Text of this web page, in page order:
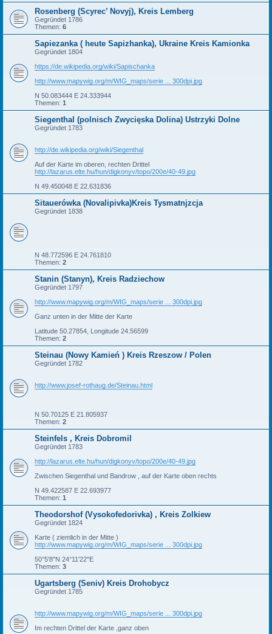
Rosenberg (Scyrec’ Novyj), Kreis Lemberg
Gegründet 1786
Themen: 6
Sapiezanka ( heute Sapizhanka), Ukraine Kreis Kamionka
Gegründet 1804
https://de.wikipedia.org/wiki/Sapischanka
http://www.mapywig.org/m/WIG_maps/serie ... 300dpi.jpg
N 50.083444 E 24.333944
Themen: 1
Siegenthal (polnisch Zwycięska Dolina) Ustrzyki Dolne
Gegründet 1783
http://de.wikipedia.org/wiki/Siegenthal
Auf der Karte im oberen, rechten Drittel
http://lazarus.elte.hu/hun/digkonyv/topo/200e/40-49.jpg
N 49.450048 E 22.631836
Sitauerówka (Novalipivka)Kreis Tysmatnjzcja
Gegründet 1838
N 48.772596 E 24.761810
Themen: 2
Stanin (Stanyn), Kreis Radziechow
Gegründet 1797
http://www.mapywig.org/m/WIG_maps/serie ... 300dpi.jpg
Ganz unten in der Mitte der Karte
Latitude 50.27854, Longitude 24.56599
Themen: 2
Steinau (Nowy Kamień ) Kreis Rzeszow / Polen
Gegründet 1782
http://www.josef-rothaug.de/Steinau.html
N 50.70125 E 21.805937
Themen: 2
Steinfels , Kreis Dobromil
Gegründet 1783
http://lazarus.elte.hu/hun/digkonyv/topo/200e/40-49.jpg
Zwischen Siegenthal und Bandrow , auf der Karte oben rechts
N 49.422587 E 22.693977
Themen: 1
Theodorshof (Vysokofedorivka) , Kreis Zolkiew
Gegründet 1824
Karte ( ziemlich in der Mitte )
http://www.mapywig.org/m/WIG_maps/serie ... 300dpi.jpg
50°5'8"N 24°11'22"E
Themen: 3
Ugartsberg (Seniv) Kreis Drohobycz
Gegründet 1785
http://www.mapywig.org/m/WIG_maps/serie ... 300dpi.jpg
Im rechten Drittel der Karte ,ganz oben